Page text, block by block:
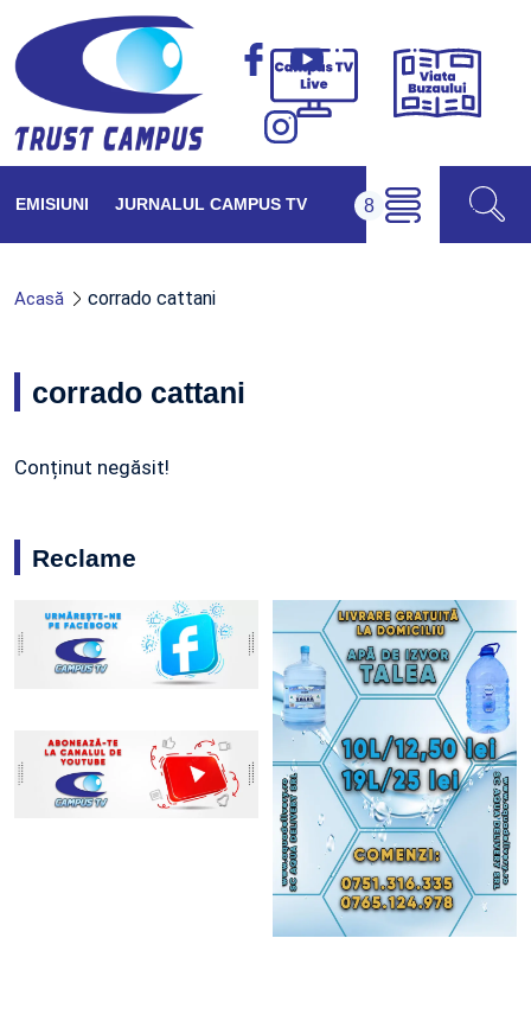
Campus
Viața
EMISIUNI JURNALUL CAMPUS TV
Acasă corrado cattani
corrado cattani
Conținut negăsit!
Reclame